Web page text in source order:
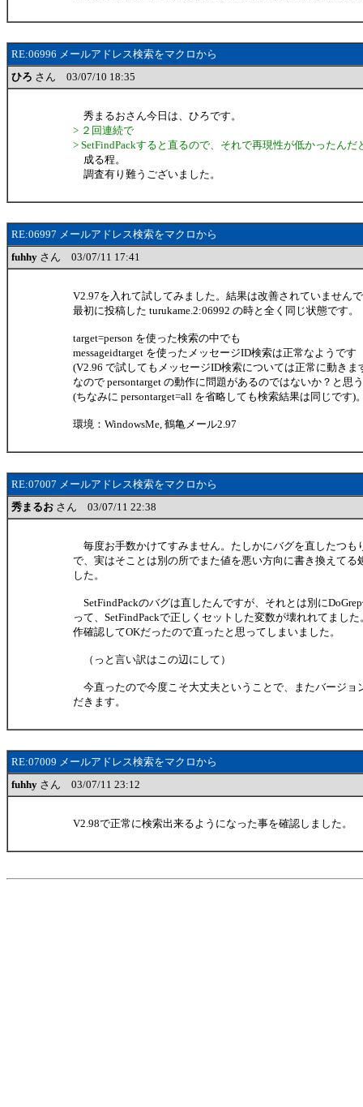
RE:06996 メールアドレス検索をマクロから
ひろ さん 03/07/10 18:35
秀まるおさん今日は、ひろです。
> ２回連続で
> SetFindPackすると直るので、それで再現性が低かったんだ
成る程。
調査有り難うございました。
RE:06997 メールアドレス検索をマクロから
fuhhy さん 03/07/11 17:41
V2.97を入れて試してみました。結果は改善されていませんで
最初に投稿した turukame.2:06992 の時と全く同じ状態です。
target=person を使った検索の中でも
messageidtarget を使ったメッセージID検索は正常なようです
(V2.96 で試してもメッセージID検索については正常に動きま
なので persontarget の動作に問題があるのではないか？と思
(ちなみに persontarget=all を省略しても検索結果は同じです)。
環境：WindowsMe, 鶴亀メール2.97
RE:07007 メールアドレス検索をマクロから
秀まるお さん 03/07/11 22:38
毎度お手数かけてすみません。たしかにバグを直したつも
で、実はそことは別の所でまた値を悪い方向に書き換えてる
した。
SetFindPackのバグは直したんですが、それとは別に
って、SetFindPackで正しくセットした変数が壊れれてました
作確認してOKだったので直ったと思ってしまいました。
（っと言い訳はこの辺にして）
今直ったので今度こそ大丈夫ということで、またバージョ
だきます。
RE:07009 メールアドレス検索をマクロから
fuhhy さん 03/07/11 23:12
V2.98で正常に検索出来るようになった事を確認しました。